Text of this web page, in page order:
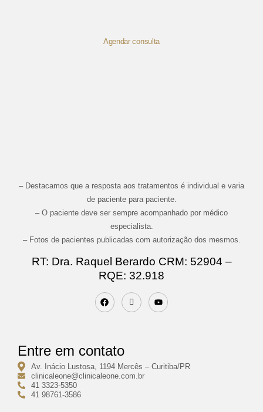
Agendar consulta
– Destacamos que a resposta aos tratamentos é individual e varia
de paciente para paciente.
– O paciente deve ser sempre acompanhado por médico
especialista.
– Fotos de pacientes publicadas com autorização dos mesmos.
RT: Dra. Raquel Berardo CRM: 52904 –
RQE: 32.918
Entre em contato
Av. Inácio Lustosa, 1194 Mercês – Curitiba/PR
clinicaleone@clinicaleone.com.br
41 3323-5350
41 98761-3586